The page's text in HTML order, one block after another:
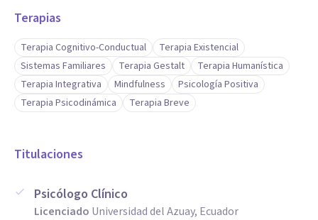
Terapias
Terapia Cognitivo-Conductual
Terapia Existencial
Sistemas Familiares
Terapia Gestalt
Terapia Humanística
Terapia Integrativa
Mindfulness
Psicología Positiva
Terapia Psicodinámica
Terapia Breve
Titulaciones
Psicólogo Clínico
Licenciado Universidad del Azuay, Ecuador